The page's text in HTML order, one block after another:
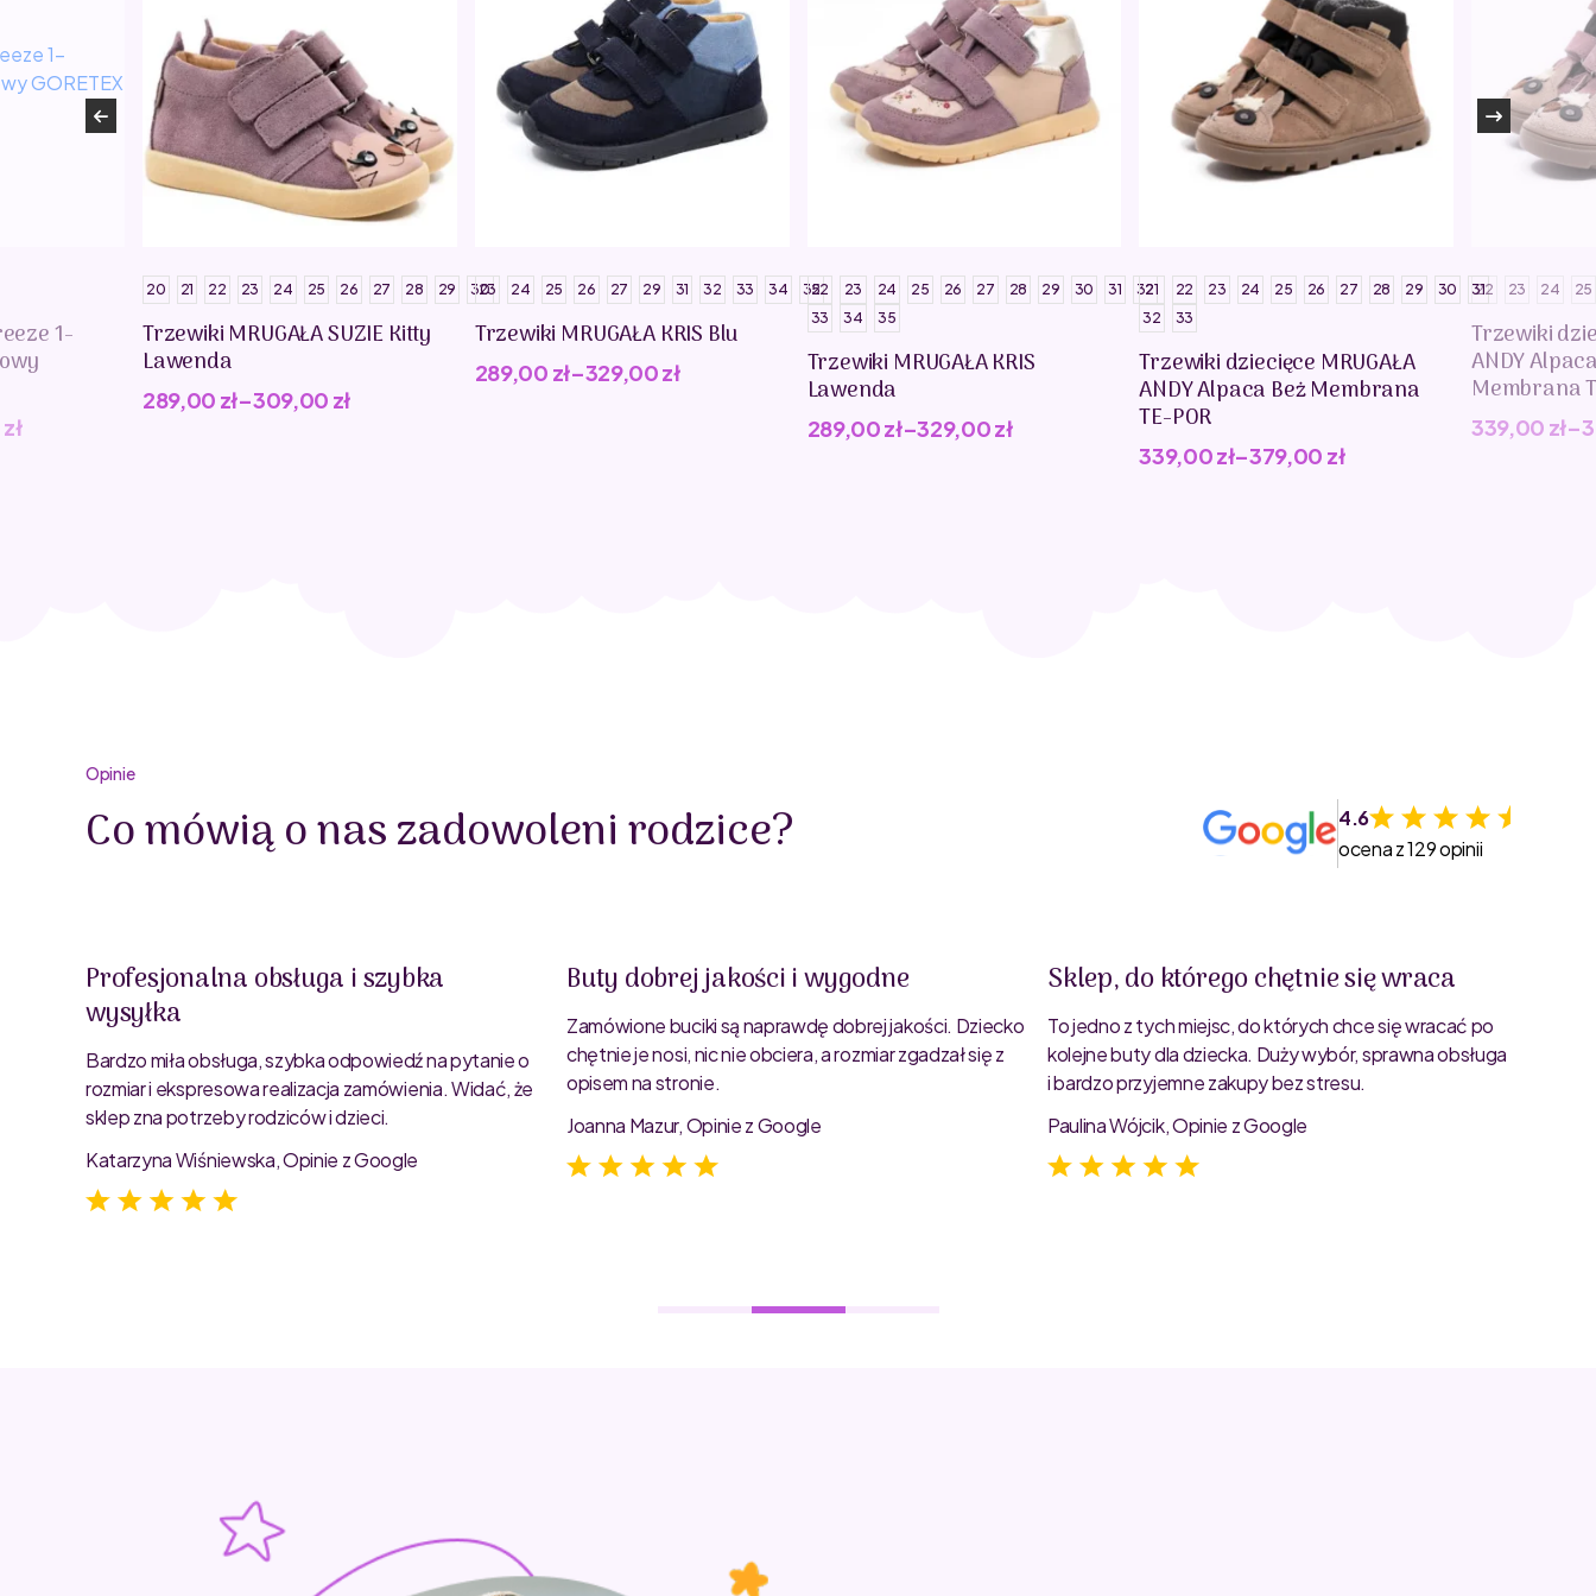
1-
zł
20 21 22 23 24 25 26 27 28 29 30
Trzewiki MRUGAŁA SUZIE Kitty
Lawenda
289,00 zł–309,00 zł
23 24 25 26 27 29 31 32 33 34 35
Trzewiki MRUGAŁA KRIS Blu
289,00 zł–329,00zł
22 23 24 25 26 27 28 29 30 31
32
33
34 35
Trzewiki MRUGAŁA KRIS
Lawenda
289,00zł–329,00zł
21 22 23 24 25 26 27 28 29 30
31
32
33
Trzewiki dziecięce MRUGAŁA
ANDY Alpaca Beż Membrana
TE-POR
339,00zł–379,00 zł
22 23 24 25
Trzewiki
ANDY
Membrana
339,00 zł–
Opinie
Co mówią o nas zadowoleni rodzice?
4.6
ocena z 129 opinii
Profesjonalna obsługa i szybka
wysyłka
Bardzo miła obsługa, szybka odpowiedź na pytanie o
rozmiar i ekspresowa realizacja zamówienia. Widać, że
sklep zna potrzeby rodziców i dzieci.
Katarzyna Wiśniewska, Opinie z Google
Buty dobrej jakości i wygodne
Zamówione buciki są naprawdę dobrej jakości. Dziecko
chętnie je nosi, nic nie obciera, a rozmiar zgadzał się z
opisem na stronie.
Joanna Mazur, Opinie z Google
Sklep, do którego chętnie się wraca
To jedno z tych miejsc, do których chce się wracać po
kolejne buty dla dziecka. Duży wybór, sprawna obsługa
i bardzo przyjemne zakupy bez stresu.
Paulina Wójcik, Opinie z Google